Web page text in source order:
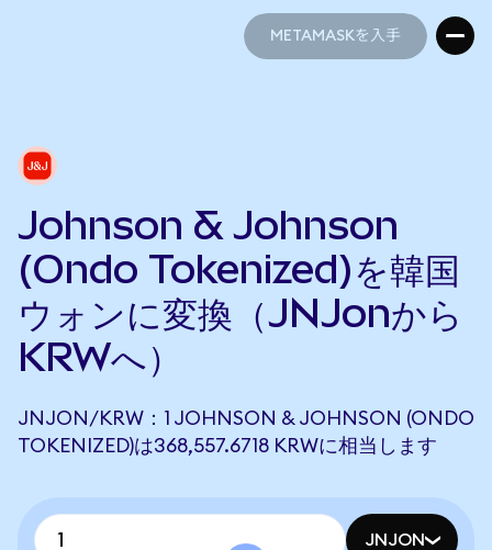
METAMASKを入手
Johnson & Johnson
(Ondo Tokenized)を韓国
ウォンに変換（JNJonから
KRWへ）
JNJON/KRW：1 JOHNSON & JOHNSON (ONDO
TOKENIZED)は368,557.6718 KRWに相当します
JNJON